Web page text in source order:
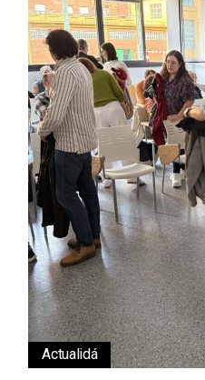
Actualidá